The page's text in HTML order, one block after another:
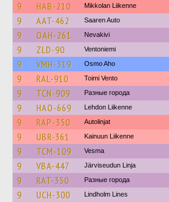
9 HAB-210 Mikkolan Liikenne
9 AAT-462 Saaren Auto
9 OAH-261 Nevakivi
9 ZLD-90 Ventoniemi
9 VMH-319 Osmo Aho
9 RAL-910 Toimi Vento
9 TCN-909 Разные города
9 HAO-669 Lehdon Liikenne
9 RAP-350 Autolinjat
9 UBR-361 Kainuun Liikenne
9 TCM-109 Vesma
9 VBA-447 Järviseudun Linja
9 RAT-350 Разные города
9 UCH-300 Lindholm Lines